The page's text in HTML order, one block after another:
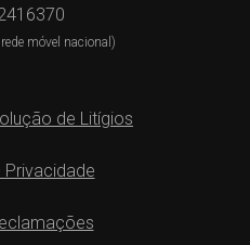
móvel nacional)
de Litígios
Privacidade